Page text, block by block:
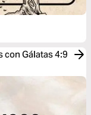
Gálatas 4:9